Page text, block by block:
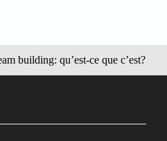
building: qu’est-ce que c’est?